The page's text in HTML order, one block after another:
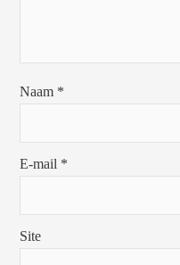
Naam *
E-mail *
Site